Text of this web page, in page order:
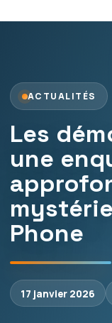
ACTUALITÉS
Les
une
Phone
17 janvier 2026